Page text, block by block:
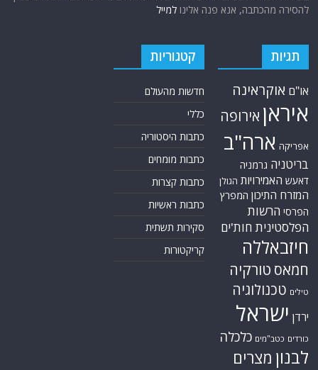
להסירה מהכתבה, אנא פנה אלינולמייל
תגיות
או"ם אוקראינה
איראן אירופה
אפריקה ארה"ב
בריטניה גרמניה
דאעש האמירויות הגולן
המזרח התיכון המפרץ
הפרסי הרשות
הפלסטינית חות'ים
חיזבאללה
חמאס טורקיה
טילים טכנולוגיה
ירדן ישראל
כורדים כטב"מים כלכלה
לבנון מצרים
קטגוריות
חדשות מהעולם
כללי
כתבות היסטוריה
כתבות מומחים
כתבות קצרות
כתבות ראשיות
סקירות תשתית
קריקטורות